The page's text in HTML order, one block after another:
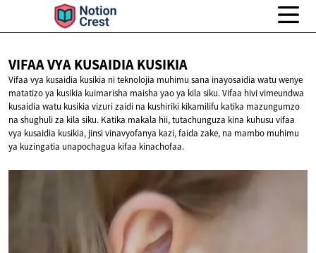
VIFAA VYAKUSAIDIA KUSIKIA
Vifaa vya kusaidia kusikia ni teknolojia muhimu sana inayosaidia watu wenye
matatizo ya kusikia kuimarisha maisha yao ya kila siku. Vifaa hivi vimeundwa
kusaidia watu kusikia vizuri zaidi na kushiriki kikamilifu katika mazungumzo
na shughuli za kila siku. Katika makala hii, tutachunguza kina kuhusu vifaa
vya kusaidia kusikia, jinsi vinavyofanya kazi, faida zake, na mambo muhimu
ya kuzingatia unapochagua kifaa kinachofaa.